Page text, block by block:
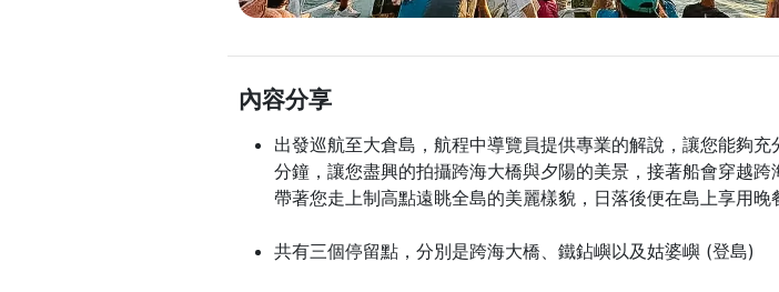
內容分享
出發巡航至大倉島，航程中導覽員提供專業的解說，讓您能夠
分鐘，讓您盡興的拍攝跨海大橋與夕陽的美景，接著船會穿越
帶著您走上制高點遠眺全島的美麗樣貌，日落後便在島上享用
共有三個停留點，分別是跨海大橋、鐵鉆嶼以及姑婆嶼 (登島)